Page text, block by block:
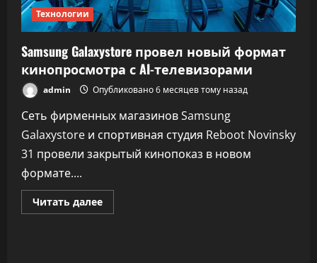
Технологии
Samsung Galaxystore провел новый формат
кинопросмотра с AI-телевизорами
admin Опубликовано 6 месяцев тому назад
Сеть фирменных магазинов Samsung
Galaxystore и спортивная студия Reboot Novinsky
31 провели закрытый кинопоказ в новом
формате....
Читать далееПрочитать
больше